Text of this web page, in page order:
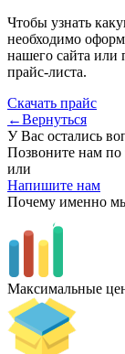
Чтобы узнать
необходимо
нашего сайта или
прайс-листа.
Скачать прайс
←Вернуться
У Вас остались
Позвоните нам по
или
Напишите нам
Почему именно
Максимальные